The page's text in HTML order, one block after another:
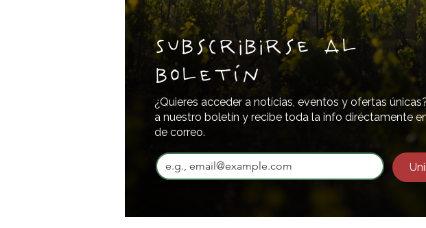
Subscribirse al
boletín
¿Quieres acceder a notícias, eventos y ofertas
a nuestro boletín y recibe toda la info diréctamente
de correo.